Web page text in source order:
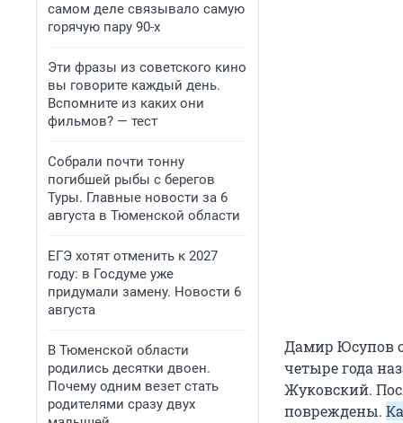
самом деле связывало самую
горячую пару 90-х
Эти фразы из советского кино
вы говорите каждый день.
Вспомните из каких они
фильмов? — тест
Собрали почти тонну
погибшей рыбы с берегов
Туры. Главные новости за 6
августа в Тюменской области
ЕГЭ хотят отменить к 2027
году: в Госдуме уже
придумали замену. Новости 6
августа
В Тюменской области
родились десятки двоен.
Почему одним везет стать
родителями сразу двух
Дамир Юсупов
четыре года
Жуковский.
повреждены.